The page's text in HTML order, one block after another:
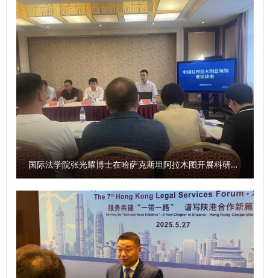
人。 程淑娟为2025级全体新生讲授了“院长第一课”。她对
2025级新生的到来表示热烈欢迎，并介绍了学院的学科优
势、师资力量及多元培养模式等基本情况，最后对同学们提出
了三点要求：一是厚植家国情怀，牢记责任使命，将个人发展
与时代进程紧密联系，为建设法治中国贡献力量；二是以专业
学习为中心，全面提升自身素养，优先夯实专业基础，在学习
之余锻炼综合能力；三是塑造完善人格，争做全面发展优秀人
才，用积极思维应对问题，在实践中增长才干，她希望同学们
保持对生活的热爱与对法律信念的坚守，秉持善良正直，以不
断求索、勇攀高峰的精神，在民商法学院筑就青春梦想。 学
院教学秘书章思悦为新生讲授了学院人才培养方案与教学管理
制度等内容。在校生代表2023级本科生王思涵和新生代表
2025级本科生肖子正进行了发言。 此次2025级新生开学典礼
暨院长书记第一课的举办，为2025级新同学点亮了大学征程
的灯塔。希望新生们以开学第一课为序章，筑牢信仰之基，锤
炼过硬本领，在民商法学院扬起理想风帆，全力谱写为法治中
国际法学院张光耀博士在哈萨克斯坦阿拉木图开展科研与社会服务活动